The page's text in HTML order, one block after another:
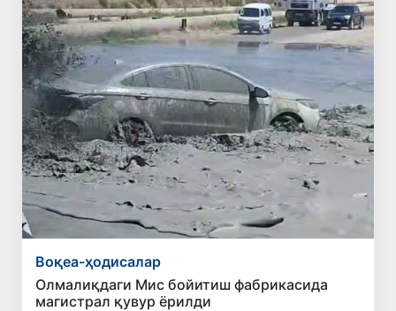
Воқеа-ҳодисалар
Олмалиқдаги Мис бойитиш фабрикасида
магистрал қувур ёрилди